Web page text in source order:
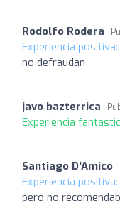
Rodolfo Rodera
Experiencia positiva:
no defraudan
javo bazterrica
Experiencia
Santiago D'Amico
Experiencia positiva:
pero no